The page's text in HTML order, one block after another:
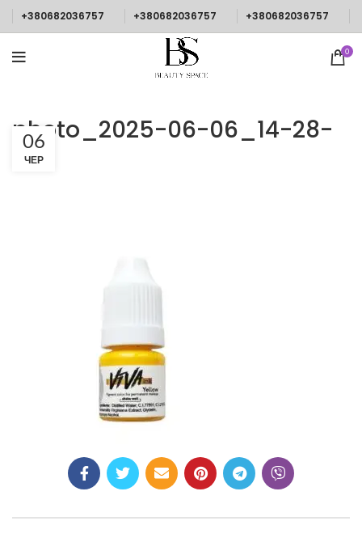
+380682036757 +380682036757 +380682036757
0
photo_2025-06-06_14-28-
36
06
ЧЕР